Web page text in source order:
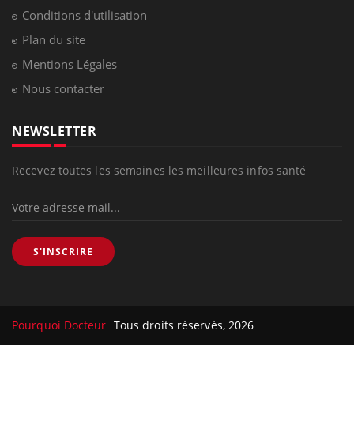
Conditions d'utilisation
Plan du site
Mentions Légales
Nous contacter
NEWSLETTER
Recevez toutes les semaines les meilleures infos santé
S'INSCRIRE
Pourquoi Docteur Tous droits réservés, 2026